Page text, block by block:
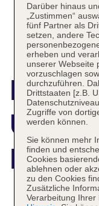
URH
Darüber hinaus
„Zustimmen“
fünf Partner als
setzen, andere
erheben und
unserer Webseite
vorzuschlagen
durchzuführen.
Drittstaaten [z.B.
Zugriffe von
werden können.
Sie können mehr
finden und
Cookies
ablehnen oder
zu den Cookies
Zusätzliche
Verarbeitung Ihrer